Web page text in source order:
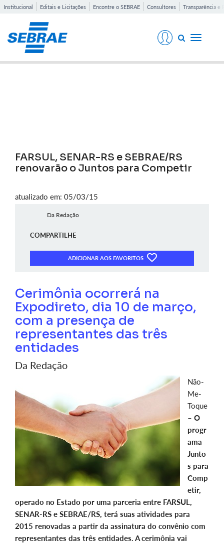
Institucional Editais e Licitações Encontre o SEBRAE Consultores Transparência e
Toggle
FARSUL, SENAR-RS e SEBRAE/RS
renovarão o Juntos para Competir
atualizado em: 05/03/15
Da Redação
COMPARTILHE
ADICIONAR AOS FAVORITOS
Cerimônia ocorrerá na
Expodireto, dia 10 de março,
com a presença de
representantes das três
entidades
Da Redação
Não-
Me-
Toque
– O
progr
ama
Junto
s para
Comp
etir,
operado no Estado por uma parceria entre FARSUL,
SENAR-RS e SEBRAE/RS, terá suas atividades para
2015 renovadas a partir da assinatura do convênio com
representantes das três entidades. A cerimônia vai